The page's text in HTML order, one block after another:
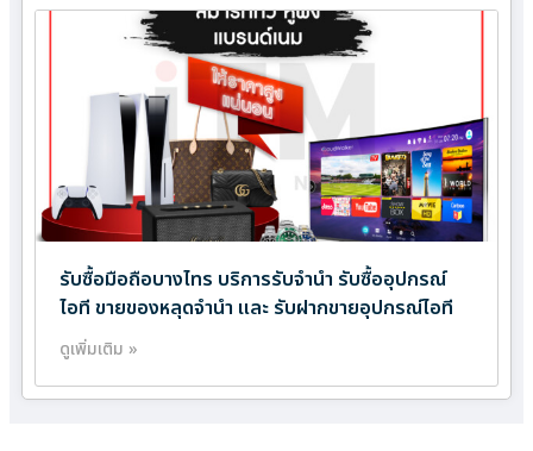
รับซื้อมือถือบางไทร บริการรับจำนำ รับซื้ออุปกรณ์
ไอที ขายของหลุดจำนำ และ รับฝากขายอุปกรณ์ไอที
ดูเพิ่มเติม »